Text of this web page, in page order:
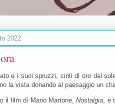
2022
e i suoi spruzzi, cinti di oro dal
la vista donando al paesaggio un
il film di Mario Martone,Nostalgia, e